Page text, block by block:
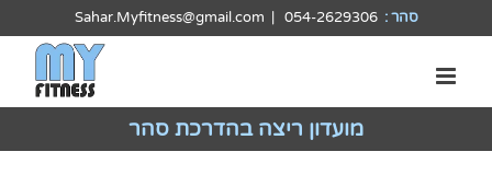
לתוכן
סהר : 054-2629306
Sahar.Myfitness@gmail.com
מועדון ריצה בהדרכת סהר